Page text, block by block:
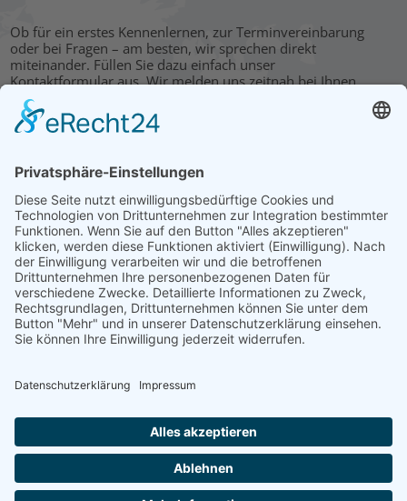
Ob für ein erstes Kennenlernen, zur Terminvereinbarung
oder bei Fragen – am besten, wir sprechen direkt
miteinander. Füllen Sie dazu einfach unser
Kontaktformular aus. Wir melden uns zeitnah bei Ihnen.
KONTAKT
HAUPTBÜRO: LEIPZIG
Hohe Straße 11
04107 Leipzig
Tel.: +49 341 22 54 13 50
info@steinbeis-mediation.com
Wirtschaftsmediation
Datenschutz
Bedingungen
Aus- und Weiterbildungsangebote